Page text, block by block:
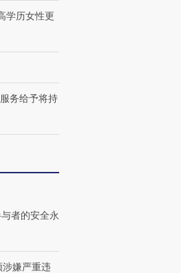
将教
机”？难民潮撕裂西班牙
飞地休达
学历女性更
务给予将持
者的安全永
嫌严重违